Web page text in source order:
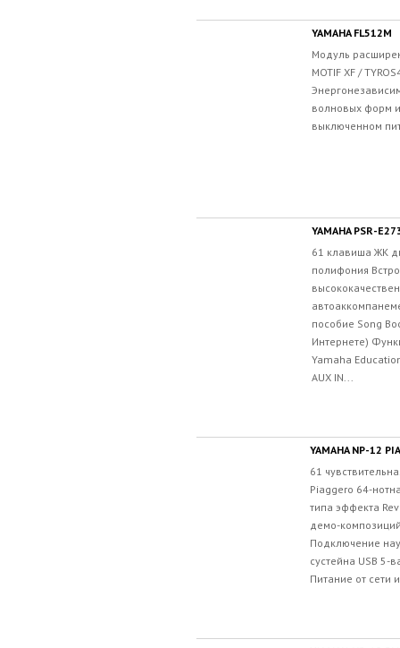
YAMAHA FL512M
Модуль
MOTIF XF /
волновых форм
выключенном
YAMAHA PSR-
61 клавиша ЖК
полифония
пособие Song
Интернете)
Yamaha
AUX IN...
YAMAHA NP-12
61
Piaggero 64-
типа эффекта
демо-
Подключение
сустейна USB 5-
Питание от сети